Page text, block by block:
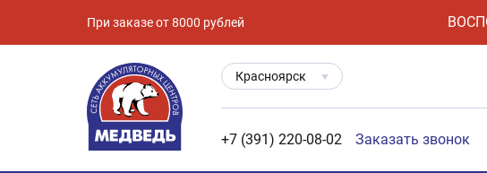
При заказе от 8000 рублей
Красноярск
+7 (391) 220-08-02 Заказать звонок